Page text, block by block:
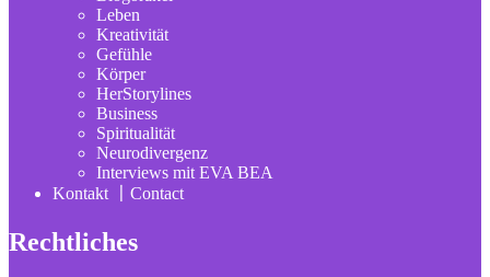
Leben
Kreativität
Gefühle
Körper
HerStorylines
Business
Spiritualität
Neurodivergenz
Interviews mit EVA BEA
Kontakt 〡Contact
Rechtliches